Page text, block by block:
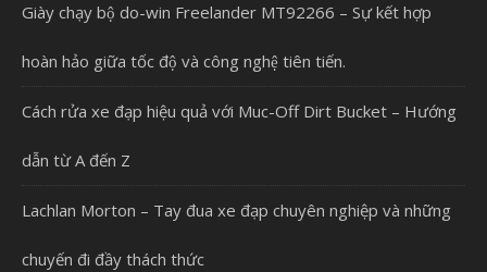
Giày chạy bộ do-win Freelander MT92266 – Sự kết hợp
hoàn hảo giữa tốc độ và công nghệ tiên tiến.
Cách rửa xe đạp hiệu quả với Muc-Off Dirt Bucket – Hướng
dẫn từ A đến Z
Lachlan Morton – Tay đua xe đạp chuyên nghiệp và những
chuyến đi đầy thách thức